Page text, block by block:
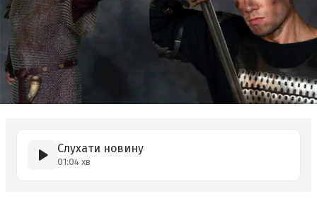
Слухати новину
01:04 хв